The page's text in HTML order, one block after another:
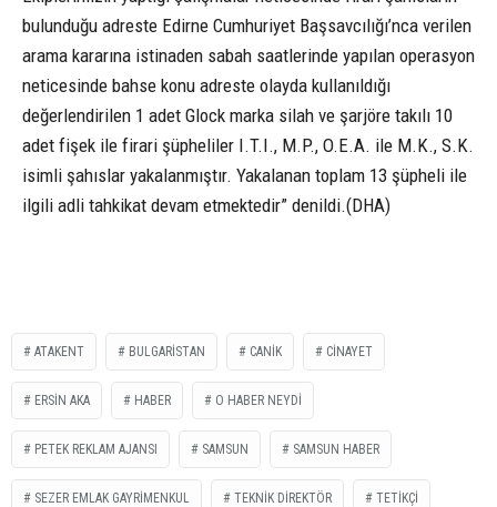
bulunduğu adreste Edirne Cumhuriyet Başsavcılığı’nca verilen
arama kararına istinaden sabah saatlerinde yapılan operasyon
neticesinde bahse konu adreste olayda kullanıldığı
değerlendirilen 1 adet Glock marka silah ve şarjöre takılı 10
adet fişek ile firari şüpheliler I.T.I., M.P., O.E.A. ile M.K., S.K.
isimli şahıslar yakalanmıştır. Yakalanan toplam 13 şüpheli ile
ilgili adli tahkikat devam etmektedir” denildi.(DHA)
ATAKENT BULGARİSTAN CANİK CİNAYET
ERSİN AKA HABER O HABER NEYDİ
PETEK REKLAM AJANSI SAMSUN SAMSUN HABER
SEZER EMLAK GAYRIMENKUL TEKNİK DİREKTÖR TETİKÇİ